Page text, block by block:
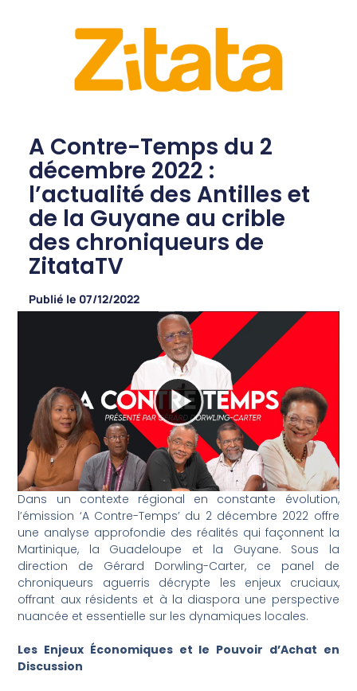
A Contre-Temps du 2
décembre 2022 :
l’actualité des Antilles et
de la Guyane au crible
des chroniqueurs de
ZitataTV
Publié le 07/12/2022
Dans un contexte régional en constante évolution,
l’émission ‘A Contre-Temps’ du 2 décembre 2022 offre
une analyse approfondie des réalités qui façonnent la
Martinique, la Guadeloupe et la Guyane. Sous la
direction de Gérard Dorwling-Carter, ce panel de
chroniqueurs aguerris décrypte les enjeux cruciaux,
offrant aux résidents et à la diaspora une perspective
nuancée et essentielle sur les dynamiques locales.
Les Enjeux Économiques et le Pouvoir d’Achat en
Discussion